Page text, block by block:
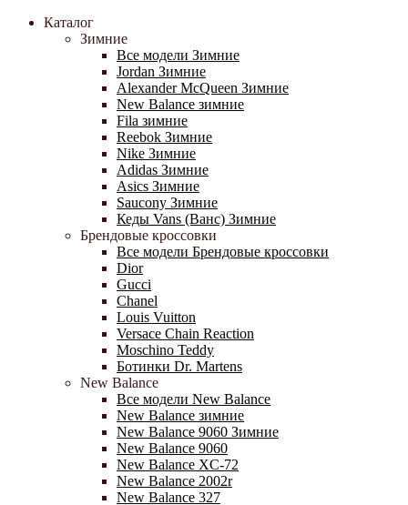
Каталог
Зимние
Все модели Зимние
Jordan Зимние
Alexander McQueen Зимние
New Balance зимние
Fila зимние
Reebok Зимние
Nike Зимние
Adidas Зимние
Asics Зимние
Saucony Зимние
Кеды Vans (Ванс) Зимние
Брендовые кроссовки
Все модели Брендовые кроссовки
Dior
Gucci
Chanel
Louis Vuitton
Versace Chain Reaction
Moschino Teddy
Ботинки Dr. Martens
New Balance
Все модели New Balance
New Balance зимние
New Balance 9060 Зимние
New Balance 9060
New Balance XC-72
New Balance 2002r
New Balance 327